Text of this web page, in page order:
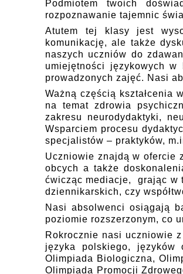
Podmiotem twoich
rozpoznawanie tajemnic
Atutem tej klasy jest
komunikację, ale także
naszych uczniów do
umiejętności językowych
prowadzonych zajęć. Nasi
Ważną częścią kształcenia
na temat zdrowia
zakresu neurodydaktyki,
Wsparciem procesu
specjalistów – praktyków,
Uczniowie znajdą w ofercie
obcych a także
ćwicząc mediacje, grając w
dziennikarskich, czy
Nasi absolwenci osiągają
poziomie rozszerzonym, co
Rokrocznie nasi uczniowie
języka polskiego, języków
Olimpiada Biologiczna,
Olimpiada Promocji